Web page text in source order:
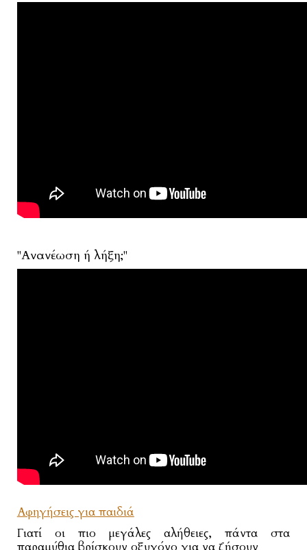
"Ανανέωση ή λήξη;"
Αφηγήσεις για παιδιά
Γιατί οι πιο μεγάλες αλήθειες, πάντα στα